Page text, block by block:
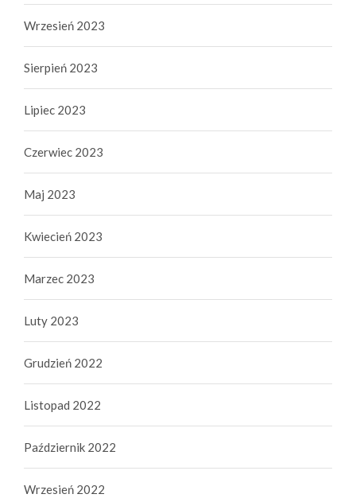
Wrzesień 2023
Sierpień 2023
Lipiec 2023
Czerwiec 2023
Maj 2023
Kwiecień 2023
Marzec 2023
Luty 2023
Grudzień 2022
Listopad 2022
Październik 2022
Wrzesień 2022